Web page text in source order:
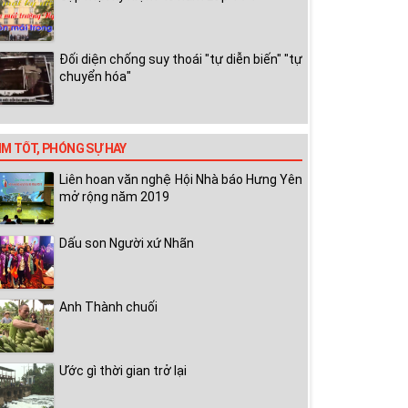
Đối diện chống suy thoái "tự diễn biến" "tự
chuyển hóa"
TỐT, PHÓNG SỰ HAY
Liên hoan văn nghệ Hội Nhà báo Hưng Yên
mở rộng năm 2019
Dấu son Người xứ Nhãn
Anh Thành chuối
Ước gì thời gian trở lại